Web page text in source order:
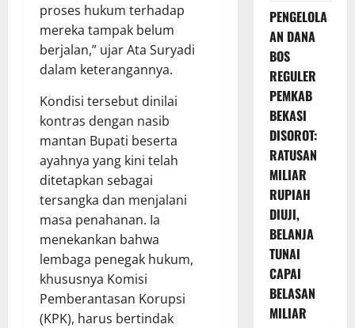
proses hukum terhadap
mereka tampak belum
berjalan,” ujar Ata Suryadi
dalam keterangannya.
Kondisi tersebut dinilai
kontras dengan nasib
mantan Bupati beserta
ayahnya yang kini telah
ditetapkan sebagai
tersangka dan menjalani
masa penahanan. Ia
menekankan bahwa
lembaga penegak hukum,
khususnya Komisi
Pemberantasan Korupsi
(KPK), harus bertindak
PENGELOLA
AN DANA
BOS
REGULER
PEMKAB
BEKASI
DISOROT:
RATUSAN
MILIAR
RUPIAH
DIUJI,
BELANJA
TUNAI
CAPAI
BELASAN
MILIAR